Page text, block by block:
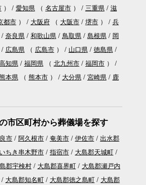
） 愛知県（ 名古屋市） 三重県
滋
都市） 大阪府（ 大阪市 堺市）
兵
奈良県 和歌山県 鳥取県 島根県
岡
広島県（ 広島市） 山口県
徳島県
知県 福岡県（ 北九州市 福岡市）
本県（ 熊本市） 大分県 宮崎県
鹿
市区町村から葬儀場を探す
市 阿久根市 奄美市 伊佐市
出水郡
いちき串木野市 指宿市
大島郡天城町
郡宇検村 大島郡喜界町
大島郡瀬戸内
大島郡知名町 大島郡徳之島町
大島郡